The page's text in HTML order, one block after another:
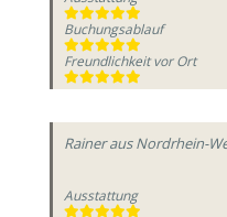
Buchungsablauf
Freundlichkeit vor Ort
Raineraus Nordrhein-
Ausstattung